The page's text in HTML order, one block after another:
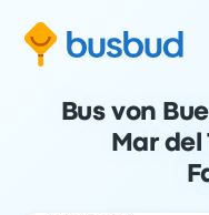
Bus von
Mar del